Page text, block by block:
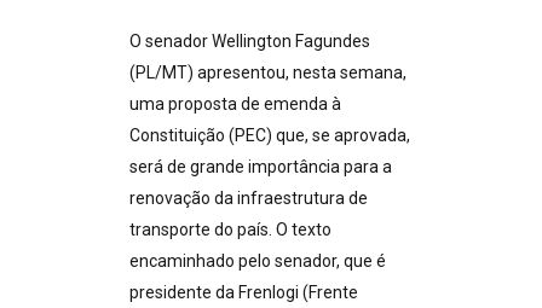
O senador Wellington Fagundes
(PL/MT) apresentou, nesta semana,
uma proposta de emenda à
Constituição (PEC) que, se aprovada,
será de grande importância para a
renovação da infraestrutura de
transporte do país. O texto
encaminhado pelo senador, que é
presidente da Frenlogi (Frente